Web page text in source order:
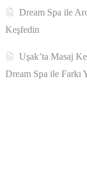
Dream Spa ile
Keşfedin
Uşak’ta Masaj
Dream Spa ile Farkı